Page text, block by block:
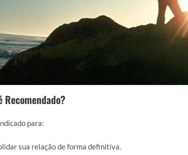
Recomendado?
para:
sua relação de forma definitiva.